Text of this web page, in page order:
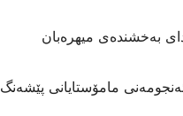
بەخشندەی میهرەبان
مامۆستایانی پێشەنگ